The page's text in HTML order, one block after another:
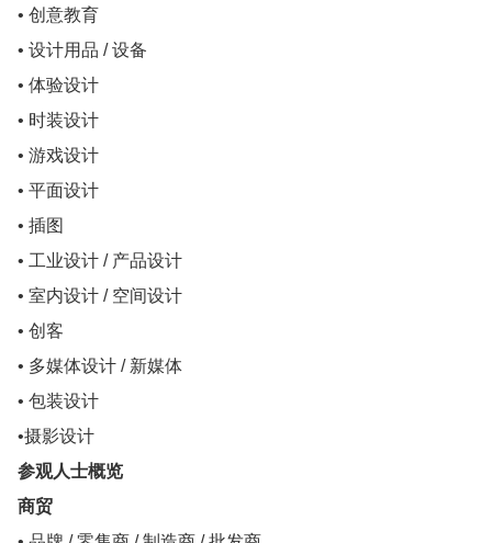
• 创意教育
• 设计用品 / 设备
• 体验设计
• 时装设计
• 游戏设计
• 平面设计
• 插图
• 工业设计 / 产品设计
• 室内设计 / 空间设计
• 创客
• 多媒体设计 / 新媒体
• 包装设计
•摄影设计
参观人士概览
商贸